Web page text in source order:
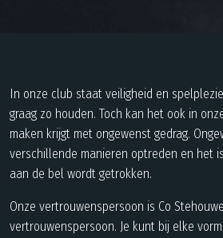
In onze club staat veiligheid en
graag zo houden. Toch kan het ook in
maken krijgt met ongewenst gedrag.
verschillende manieren optreden en het
aan de bel wordt getrokken.
Onze vertrouwenspersoon is Co
vertrouwenspersoon. Je kunt bij elke